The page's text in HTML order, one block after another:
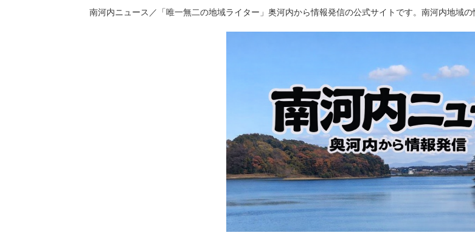
南河内ニュース／「唯一無二の地域ライター」奥河内から情報発信の公式サイトです。南河内地域